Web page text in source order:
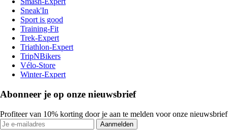
Sneak'In
Sport is good
Training-Fit
Trek-Expert
Triathlon-Expert
TripNBikers
Vélo-Store
Winter-Expert
Abonneer je op onze nieuwsbrief
Profiteer van 10% korting door je aan te melden voor onze nieuwsbrief
Aanmelden